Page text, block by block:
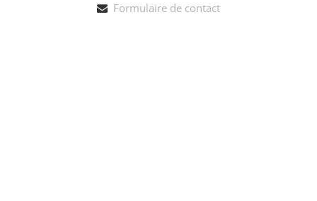
Formulaire de contact